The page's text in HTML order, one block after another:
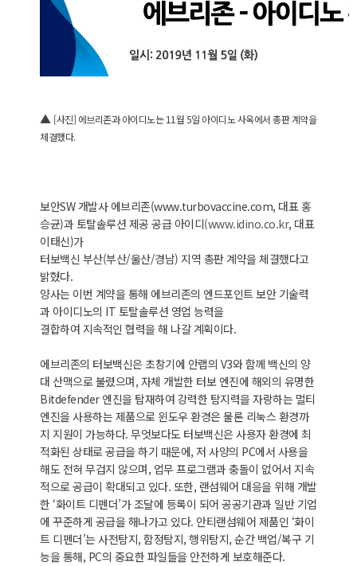
▲ [사진] 에브리존과 아이디노는 11월 5일 아이디노 사옥에서 총판 계약을
체결했다.
보안SW 개발사 에브리존(www.turbovaccine.com, 대표 홍
승균)과 토탈솔루션 제공 공급 아이디(www.idino.co.kr, 대표
이태신)가
터보백신 부산(부산/울산/경남) 지역 총판 계약을 체결했다고
밝혔다.
양사는 이번 계약을 통해 에브리존의 엔드포인트 보안 기술력
과 아이디노의 IT 토탈솔루션 영업 능력을
결합하여 지속적인 협력을 해 나갈 계획이다.
에브리존의 터보백신은 초창기에 안랩의 V3와 함께 백신의 양
대 산맥으로 불렸으며, 자체 개발한 터보 엔진에 해외의 유명한
Bitdefender 엔진을 탑재하여 강력한 탐지력을 자랑하는 멀티
엔진을 사용하는 제품으로 윈도우 환경은 물론 리눅스 환경까
지 지원이 가능하다. 무엇보다도 터보백신은 사용자 환경에 최
적화된 상태로 공급을 하기 때문에, 저 사양의 PC에서 사용을
해도 전혀 무겁지 않으며, 업무 프로그램과 충돌이 없어서 지속
적으로 공급이 확대되고 있다. 또한, 랜섬웨어 대응을 위해 개발
한 ‘화이트 디펜더’가 조달에 등록이 되어 공공기관과 일반 기업
에 꾸준하게 공급을 해나가고 있다. 안티랜섬웨어 제품인 ‘화이
트 디펜더’는 사전탐지, 함정탐지, 행위탐지, 순간 백업/복구 기
능을 통해, PC의 중요한 파일들을 안전하게 보호해준다.